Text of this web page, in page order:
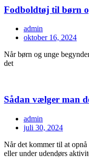
Fodboldtøj til børn
admin
oktober 16, 2024
Når børn og unge
det
Sådan vælger man
admin
juli 30, 2024
Når det kommer til at
eller under udendørs